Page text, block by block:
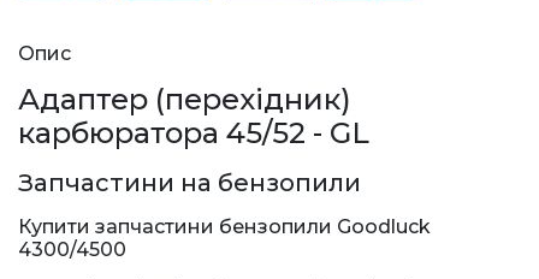
Опис
Адаптер (перехідник)
карбюратора 45/52 - GL
Запчастини на бензопили
Купити запчастини бензопили Goodluck
4300/4500